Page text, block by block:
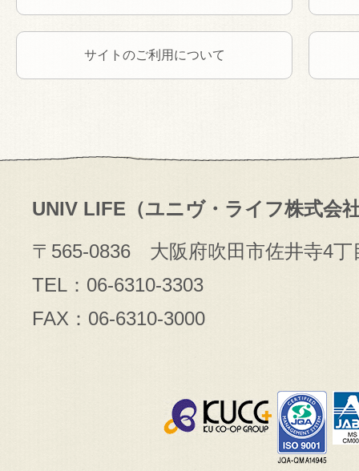
サイトのご利用について
UNIV LIFE（ユニヴ・ライフ株式会
〒565-0836 大阪府吹田市佐井寺4丁
TEL：06-6310-3303
FAX：06-6310-3000